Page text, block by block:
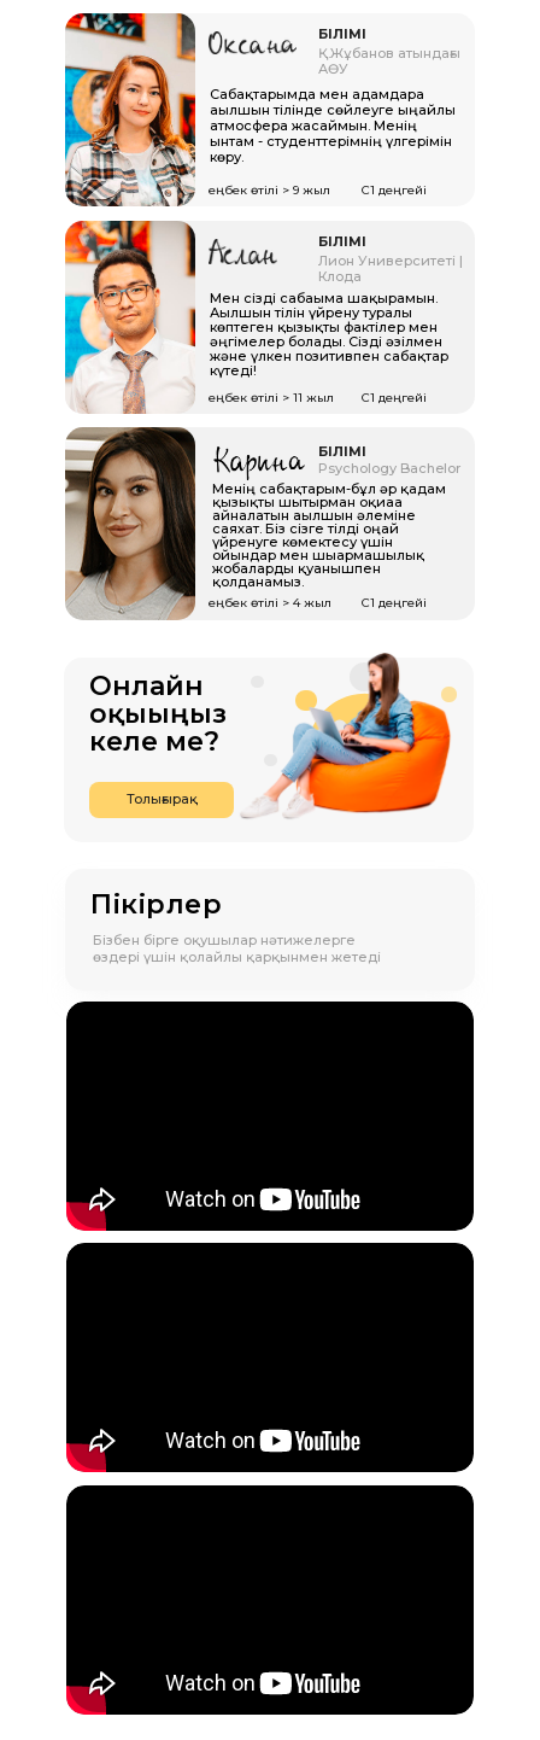
Сабақтарымда мен адамдарға
ағылшын тілінде сөйлеуге ыңғайлы
атмосфера жасаймын. Менің
ынтам - студенттерімнің үлгерімін
көру.
БІЛІМІ
Қ.Жұбанов атындағы
АӨУ
еңбек өтілі > 9 жыл С1 деңгейі
Менің сабақтарым-бұл әр қадам
қызықты шытырман оқиғаға
айналатын ағылшын әлеміне
саяхат. Біз сізге тілді оңай
үйренуге көмектесу үшін
ойындар мен шығармашылық
жобаларды қуанышпен
қолданамыз.
БІЛІМІ
Psychology Bachelor
еңбек өтілі > 4 жыл С1 деңгейі
Мен сізді сабағыма шақырамын.
Ағылшын тілін үйрену туралы
көптеген қызықты фактілер мен
әңгімелер болады. Сізді әзілмен
және үлкен позитивпен сабақтар
күтеді!
БІЛІМІ
Лион Университеті |
Клода
еңбек өтілі > 11 жыл С1 деңгейі
Бізде интерактивті оқу
платформасы бар, онда
сіз бір шолғыш
терезесінде мұғаліммен
байланысып,
тапсырмаларды
орындай аласыз. Сіз тіпті
смартфоннан да
сабаққа қатыса аласыз.
Толығырақ
Онлайн
оқығыңыз
келе ме?
Пікірлер
Бізбен бірге оқушылар нәтижелерге
өздері үшін қолайлы қарқынмен жетеді